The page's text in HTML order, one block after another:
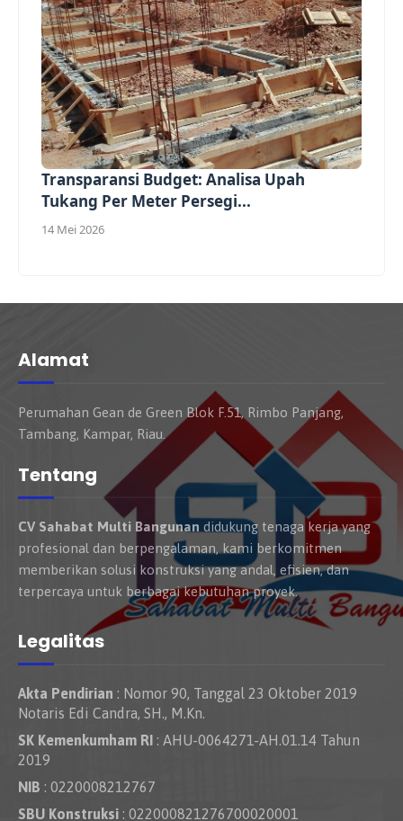
Transparansi Budget: Analisa Upah
Tukang Per Meter Persegi...
14 Mei 2026
Alamat
Perumahan Gean de Green Blok F.51, Rimbo Panjang,
Tambang, Kampar, Riau.
Tentang
CV Sahabat Multi Bangunan didukung tenaga kerja yang
profesional dan berpengalaman, kami berkomitmen
memberikan solusi konstruksi yang andal, efisien, dan
terpercaya untuk berbagai kebutuhan proyek.
Legalitas
Akta Pendirian : Nomor 90, Tanggal 23 Oktober 2019
Notaris Edi Candra, SH., M.Kn.
SK Kemenkumham RI : AHU-0064271-AH.01.14 Tahun
2019
NIB : 0220008212767
SBU Konstruksi : 022000821276700020001